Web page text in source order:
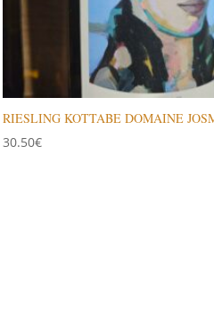
RIESLING KOTTABE DOMAINE
30.50€